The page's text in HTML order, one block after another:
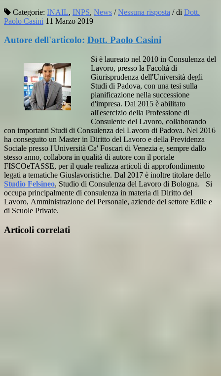
Categorie: INAIL, INPS, News / Nessuna risposta /di Dott.
Paolo Casini 11 Marzo 2019
Autore dell'articolo: Dott. Paolo Casini
Si è laureato nel 2010 in Consulenza del
Lavoro, presso la Facoltà di
Giurisprudenza dell'Università degli
Studi di Padova, con una tesi sulla
pianificazione nella successione
d'impresa. Dal 2015 è abilitato
all'esercizio della Professione di
Consulente del Lavoro, collaborando
con importanti Studi di Consulenza del Lavoro di Padova. Nel 2016
ha conseguito un Master in Diritto del Lavoro e della Previdenza
Sociale presso l'Università Ca' Foscari di Venezia e, sempre dallo
stesso anno, collabora in qualità di autore con il portale
FISCOeTASSE, per il quale realizza articoli di approfondimento
legati a tematiche Giuslavoristiche. Dal 2017 è inoltre titolare dello
Studio Felsineo, Studio di Consulenza del Lavoro di Bologna. Si
occupa principalmente di consulenza in materia di Diritto del
Lavoro, Amministrazione del Personale, aziende del settore Edile e
di Scuole Private.
Articoli correlati